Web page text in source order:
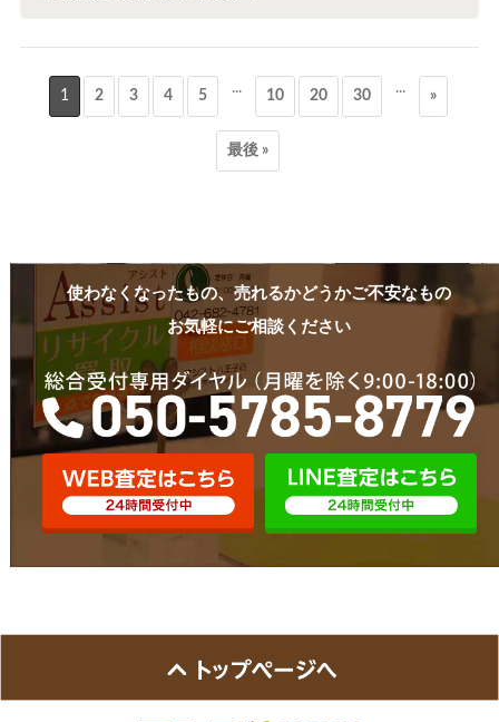
1 2 3 4 5 ... 10 20 30 ... »
最後 »
使わなくなったもの、売れるかどうかご不安なもの
お気軽にご相談ください